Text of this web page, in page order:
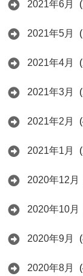
2021年6月
2021年5月
2021年4月
2021年3月
2021年2月
2021年1月
2020年12月
2020年10月
2020年9月
2020年8月